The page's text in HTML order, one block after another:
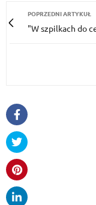
POPRZEDNI ARTYKUŁ
"W szpilkach do